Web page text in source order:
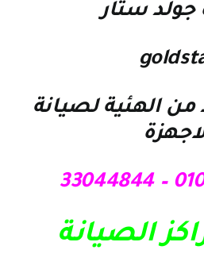
جولد ستار
الهئية لصيانة
الصيانة